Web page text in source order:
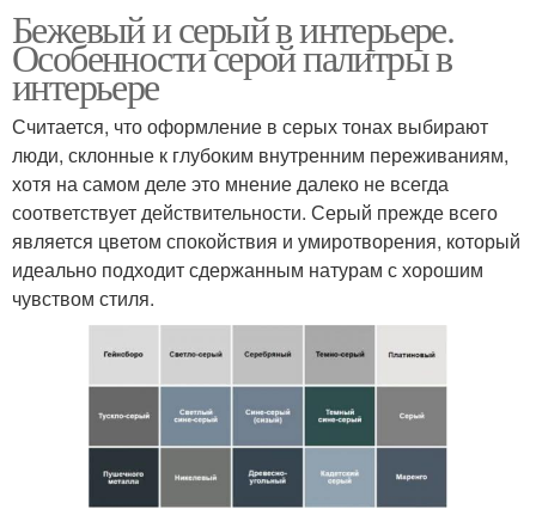
Бежевый и серый в интерьере.
Особенности серой палитры в
интерьере
Считается, что оформление в серых тонах выбирают
люди, склонные к глубоким внутренним переживаниям,
хотя на самом деле это мнение далеко не всегда
соответствует действительности. Серый прежде всего
является цветом спокойствия и умиротворения, который
идеально подходит сдержанным натурам с хорошим
чувством стиля.